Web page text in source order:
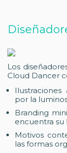
Los
Cloud Dancer
Ilustraciones
por la
Branding
encuentra su
Motivos
las formas